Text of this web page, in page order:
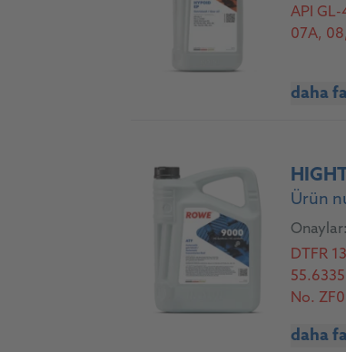
API
07A,
daha
Ürün
Onaylar:
DTFR
No.
daha